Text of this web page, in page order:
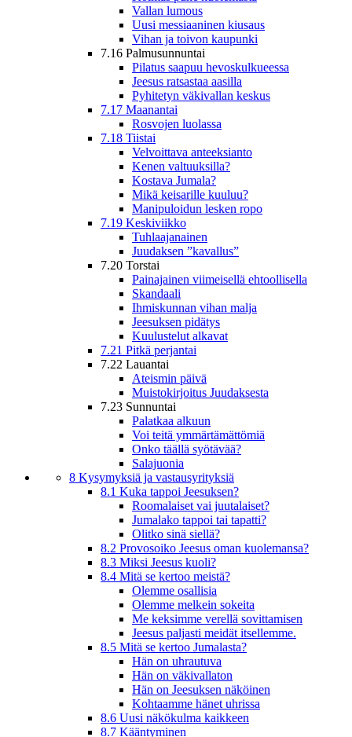
Vallan lumous
Uusi messiaaninen kiusaus
Vihan ja toivon kaupunki
7.16 Palmusunnuntai
Pilatus saapuu hevoskulkueessa
Jeesus ratsastaa aasilla
Pyhitetyn väkivallan keskus
7.17 Maanantai
Rosvojen luolassa
7.18 Tiistai
Velvoittava anteeksianto
Kenen valtuuksilla?
Kostava Jumala?
Mikä keisarille kuuluu?
Manipuloidun lesken ropo
7.19 Keskiviikko
Tuhlaajanainen
Juudaksen ”kavallus”
7.20 Torstai
Painajainen viimeisellä ehtoollisella
Skandaali
Ihmiskunnan vihan malja
Jeesuksen pidätys
Kuulustelut alkavat
7.21 Pitkä perjantai
7.22 Lauantai
Ateismin päivä
Muistokirjoitus Juudaksesta
7.23 Sunnuntai
Palatkaa alkuun
Voi teitä ymmärtämättömiä
Onko täällä syötävää?
Salajuonia
8 Kysymyksiä ja vastausyrityksiä
8.1 Kuka tappoi Jeesuksen?
Roomalaiset vai juutalaiset?
Jumalako tappoi tai tapatti?
Olitko sinä siellä?
8.2 Provosoiko Jeesus oman kuolemansa?
8.3 Miksi Jeesus kuoli?
8.4 Mitä se kertoo meistä?
Olemme osallisia
Olemme melkein sokeita
Me keksimme verellä sovittamisen
Jeesus paljasti meidät itsellemme.
8.5 Mitä se kertoo Jumalasta?
Hän on uhrautuva
Hän on väkivallaton
Hän on Jeesuksen näköinen
Kohtaamme hänet uhrissa
8.6 Uusi näkökulma kaikkeen
8.7 Kääntyminen